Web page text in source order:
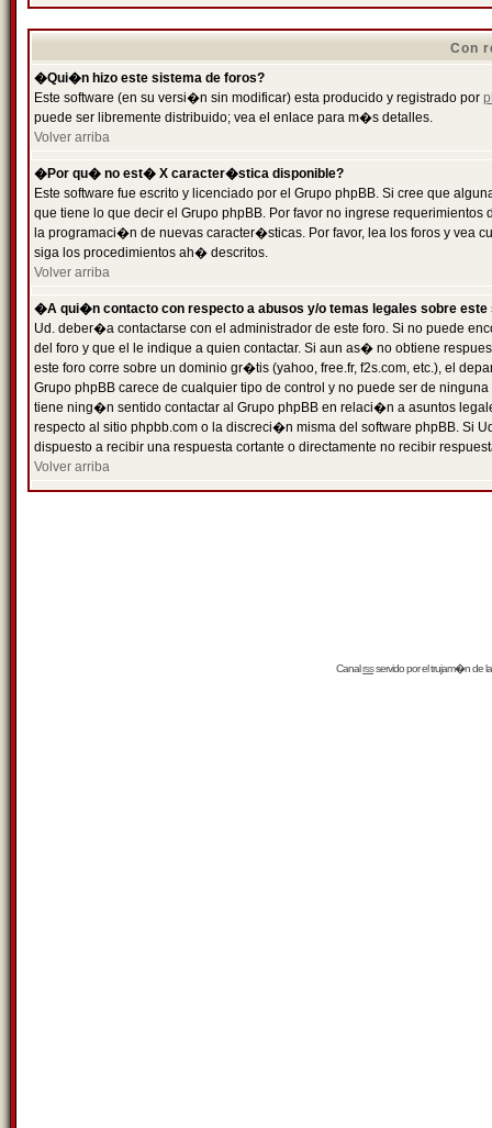
Con
�Qui�n hizo este sistema de foros?
Este software (en su versi�n sin modificar) esta producido y registrado por
puede ser libremente distribuido; vea el enlace para m�s detalles.
Volver arriba
�Por qu� no est� X caracter�stica disponible?
Este software fue escrito y licenciado por el Grupo phpBB. Si cree que
que tiene lo que decir el Grupo phpBB. Por favor no ingrese
la programaci�n de nuevas caracter�sticas. Por favor, lea los foros y vea
siga los procedimientos ah� descritos.
Volver arriba
�A qui�n contacto con respecto a abusos y/o temas legales sobre este
Ud. deber�a contactarse con el administrador de este foro. Si no puede
del foro y que el le indique a quien contactar. Si aun as� no obtiene
este foro corre sobre un dominio gr�tis (yahoo, free.fr, f2s.com, etc.), el
Grupo phpBB carece de cualquier tipo de control y no puede ser de
tiene ning�n sentido contactar al Grupo phpBB en relaci�n a asuntos
respecto al sitio phpbb.com o la discreci�n misma del software phpBB. Si
dispuesto a recibir una respuesta cortante o directamente no recibir
Volver arriba
Canalrssservido por eltrujam�nde